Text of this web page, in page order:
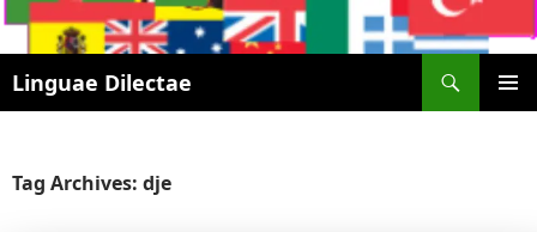
Linguae Dilectae
SKIP
Tag Archives: dje